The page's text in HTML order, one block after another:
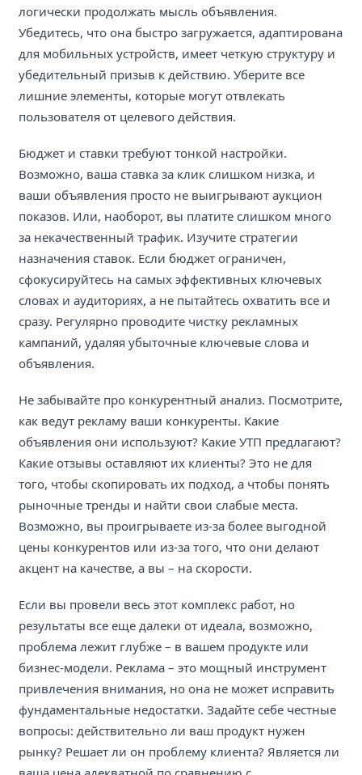
логически продолжать мысль объявления.
Убедитесь, что она быстро загружается, адаптирована
для мобильных устройств, имеет четкую структуру и
убедительный призыв к действию. Уберите все
лишние элементы, которые могут отвлекать
пользователя от целевого действия.
Бюджет и ставки требуют тонкой настройки.
Возможно, ваша ставка за клик слишком низка, и
ваши объявления просто не выигрывают аукцион
показов. Или, наоборот, вы платите слишком много
за некачественный трафик. Изучите стратегии
назначения ставок. Если бюджет ограничен,
сфокусируйтесь на самых эффективных ключевых
словах и аудиториях, а не пытайтесь охватить все и
сразу. Регулярно проводите чистку рекламных
кампаний, удаляя убыточные ключевые слова и
объявления.
Не забывайте про конкурентный анализ. Посмотрите,
как ведут рекламу ваши конкуренты. Какие
объявления они используют? Какие УТП предлагают?
Какие отзывы оставляют их клиенты? Это не для
того, чтобы скопировать их подход, а чтобы понять
рыночные тренды и найти свои слабые места.
Возможно, вы проигрываете из-за более выгодной
цены конкурентов или из-за того, что они делают
акцент на качестве, а вы – на скорости.
Если вы провели весь этот комплекс работ, но
результаты все еще далеки от идеала, возможно,
проблема лежит глубже – в вашем продукте или
бизнес-модели. Реклама – это мощный инструмент
привлечения внимания, но она не может исправить
фундаментальные недостатки. Задайте себе честные
вопросы: действительно ли ваш продукт нужен
рынку? Решает ли он проблему клиента? Является ли